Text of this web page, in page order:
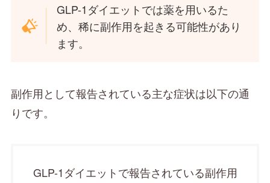
GLP-1ダイエットでは薬を用いるた
め、稀に副作用を起きる可能性があり
ます。
副作用として報告されている主な症状は以下の通
りです。
GLP-1ダイエットで報告されている副作用